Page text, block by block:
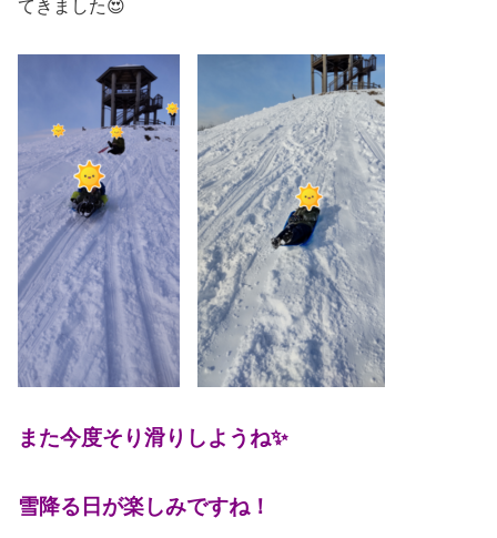
てきました😍
また今度そり滑りしようね✨
雪降る日が楽しみですね！